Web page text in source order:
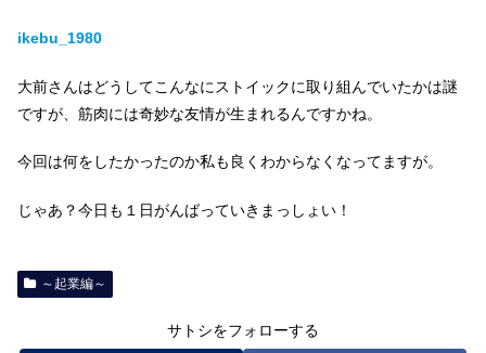
ikebu_1980
大前さんはどうしてこんなにストイックに取り組んでいたかは謎
ですが、筋肉には奇妙な友情が生まれるんですかね。
今回は何をしたかったのか私も良くわからなくなってますが。
じゃあ？今日も１日がんばっていきまっしょい！
～起業編～
サトシをフォローする